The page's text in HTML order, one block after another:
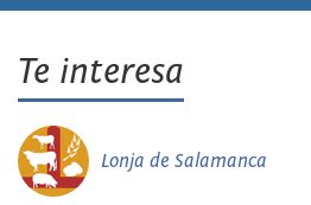
Te interesa
Lonja de Salamanca